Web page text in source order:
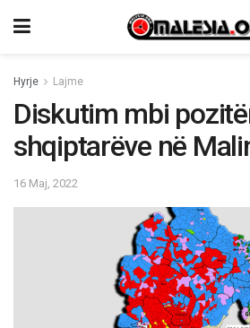
Hyrje Lajme
Diskutim mbi
shqiptarëve në
16 Maj, 2022